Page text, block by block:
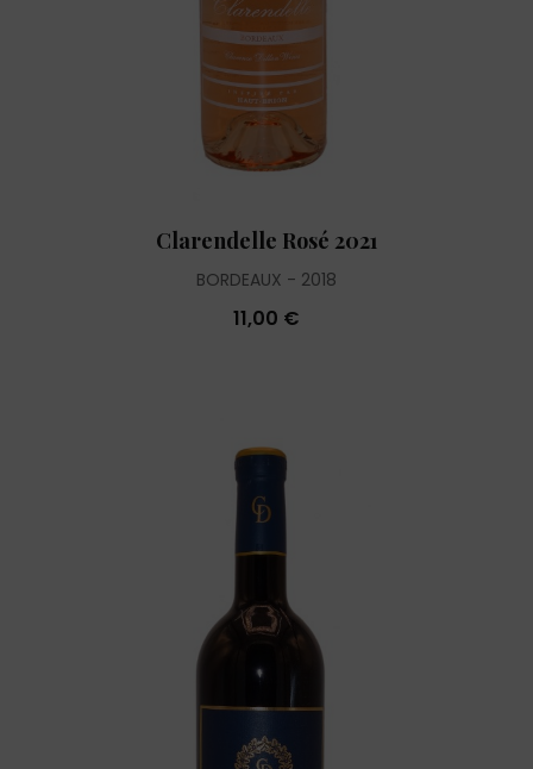
Clarendelle Rosé 2021
BORDEAUX 2018
11,00 €